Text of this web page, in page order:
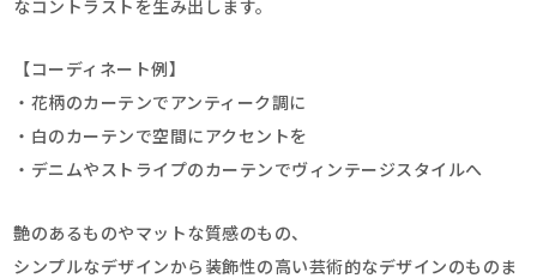
なコントラストを生み出します。
【コーディネート例】
・花柄のカーテンでアンティーク調に
・白のカーテンで空間にアクセントを
・デニムやストライプのカーテンでヴィンテージスタイルへ
艶のあるものやマットな質感のもの、
シンプルなデザインから装飾性の高い芸術的なデザインのものま